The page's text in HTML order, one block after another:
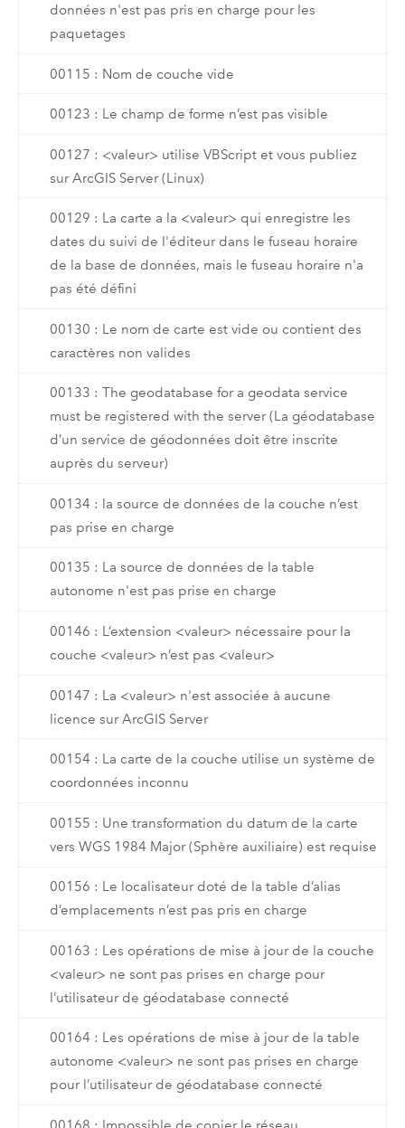
données n'est pas pris en charge pour les
paquetages
00115 : Nom de couche vide
00123 : Le champ de forme n’est pas visible
00127 : <valeur> utilise VBScript et vous publiez
sur ArcGIS Server (Linux)
00129 : La carte a la <valeur> qui enregistre les
dates du suivi de l'éditeur dans le fuseau horaire
de la base de données, mais le fuseau horaire n'a
pas été défini
00130 : Le nom de carte est vide ou contient des
caractères non valides
00133 : The geodatabase for a geodata service
must be registered with the server (La géodatabase
d’un service de géodonnées doit être inscrite
auprès du serveur)
00134 : la source de données de la couche n’est
pas prise en charge
00135 : La source de données de la table
autonome n'est pas prise en charge
00146 : L’extension <valeur> nécessaire pour la
couche <valeur> n’est pas <valeur>
00147 : La <valeur> n'est associée à aucune
licence sur ArcGIS Server
00154 : La carte de la couche utilise un système de
coordonnées inconnu
00155 : Une transformation du datum de la carte
vers WGS 1984 Major (Sphère auxiliaire) est requise
00156 : Le localisateur doté de la table d’alias
d’emplacements n’est pas pris en charge
00163 : Les opérations de mise à jour de la couche
<valeur> ne sont pas prises en charge pour
l’utilisateur de géodatabase connecté
00164 : Les opérations de mise à jour de la table
autonome <valeur> ne sont pas prises en charge
pour l’utilisateur de géodatabase connecté